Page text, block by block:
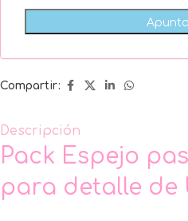
Compartir:
Descripción
Pack Espejo
para detalle de